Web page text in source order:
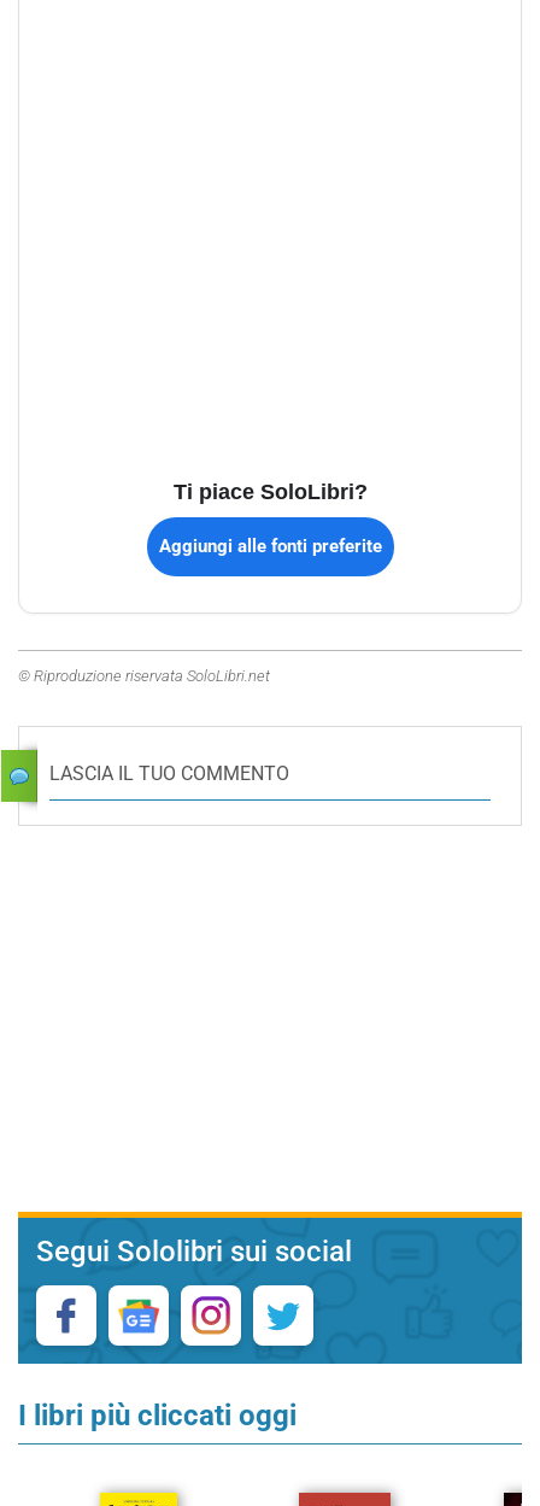
Ti piace SoloLibri?
Aggiungi alle fonti preferite
© Riproduzione riservata SoloLibri.net
LASCIA IL TUO COMMENTO
Segui Sololibri sui social
I libri più cliccati oggi